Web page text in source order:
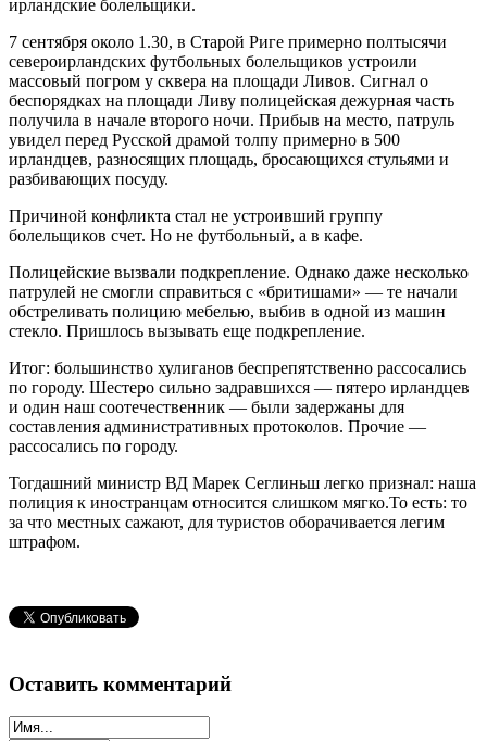
ирландские болельщики.
7 сентября около 1.30, в Старой Риге примерно полтысячи
североирландских футбольных болельщиков устроили
массовый погром у сквера на площади Ливов. Сигнал о
беспорядках на площади Ливу полицейская дежурная часть
получила в начале второго ночи. Прибыв на место, патруль
увидел перед Русской драмой толпу примерно в 500
ирландцев, разносящих площадь, бросающихся стульями и
разбивающих посуду.
Причиной конфликта стал не устроивший группу
болельщиков счет. Но не футбольный, а в кафе.
Полицейские вызвали подкрепление. Однако даже несколько
патрулей не смогли справиться с «бритишами» — те начали
обстреливать полицию мебелью, выбив в одной из машин
стекло. Пришлось вызывать еще подкрепление.
Итог: большинство хулиганов беспрепятственно рассосались
по городу. Шестеро сильно задравшихся — пятеро ирландцев
и один наш соотечественник — были задержаны для
составления административных протоколов. Прочие —
рассосались по городу.
Тогдашний министр ВД Марек Сеглиньш легко признал: наша
полиция к иностранцам относится слишком мягко.То есть: то
за что местных сажают, для туристов оборачивается легим
штрафом.
Оставить комментарий